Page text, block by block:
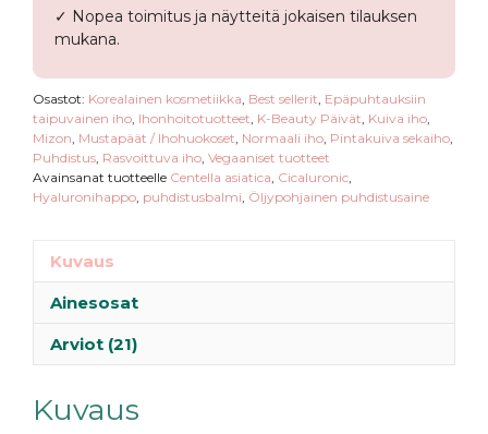
✓ Nopea toimitus ja näytteitä jokaisen tilauksen
mukana.
Osastot: Korealainen kosmetiikka, Best sellerit, Epäpuhtauksiin
taipuvainen iho, Ihonhoitotuotteet, K-Beauty Päivät, Kuiva iho,
Mizon, Mustapäät / Ihohuokoset, Normaali iho, Pintakuiva sekaiho,
Puhdistus, Rasvoittuva iho, Vegaaniset tuotteet
Avainsanat tuotteelle Centella asiatica, Cicaluronic,
Hyaluronihappo, puhdistusbalmi, Öljypohjainen puhdistusaine
Kuvaus
Ainesosat
Arviot (21)
Kuvaus